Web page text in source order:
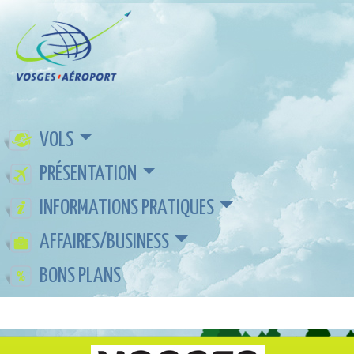
VOLS
PRÉSENTATION
INFORMATIONS PRATIQUES
AFFAIRES/BUSINESS
BONS PLANS